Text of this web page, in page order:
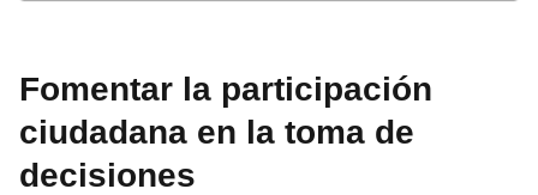
Fomentar la participación
ciudadana en la toma de
decisiones